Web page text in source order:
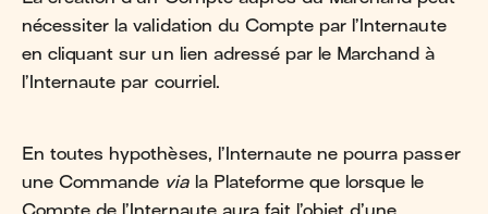
nécessiter la validation du Compte par l’Internaute
en cliquant sur un lien adressé par le Marchand à
l’Internaute par courriel.
En toutes hypothèses, l’Internaute ne pourra passer
une Commande viala Plateforme que lorsque le